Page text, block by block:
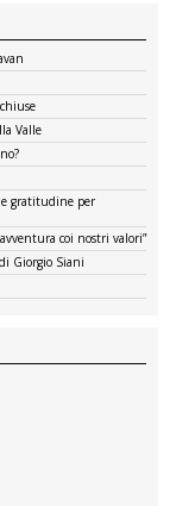
Valle
e gratitudine per
coi nostri valori”
Giorgio Siani